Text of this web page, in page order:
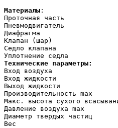
Материалы :
Проточная часть
Пневмодвигатель
Диафрагма
Клапан (шар)
Седло клапана
Технические параметры:
Вход воздуха
Вход жидкости
Выход жидкости
Производительность max
Макс. высота сухого
Давление воздуха max
Диаметр твердых частиц
Вес